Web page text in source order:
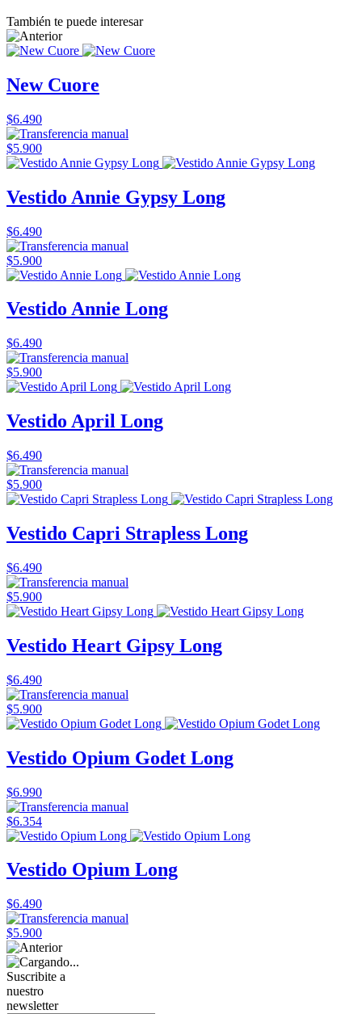
También te puede interesar
New Cuore
$6.490
$5.900
Vestido Annie Gypsy Long
$6.490
$5.900
Vestido Annie Long
$6.490
$5.900
Vestido April Long
$6.490
$5.900
Vestido Capri Strapless Long
$6.490
$5.900
Vestido Heart Gipsy Long
$6.490
$5.900
Vestido Opium Godet Long
$6.990
$6.354
Vestido Opium Long
$6.490
$5.900
Suscribite a
nuestro
newsletter